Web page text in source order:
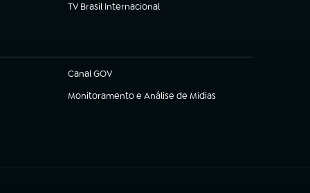
TV Brasil Internacional
(abre em nova aba)
Canal GOV
(abre em nova aba)
Monitoramento e Análise de Mídias
(abre em nova aba)